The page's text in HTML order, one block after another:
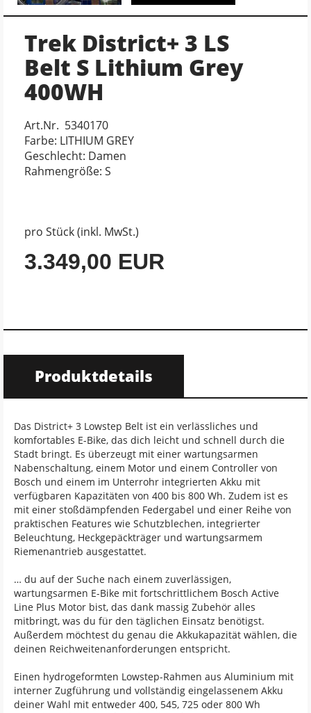
Trek District+ 3 LS
Belt S Lithium Grey
400WH
Art.Nr. 5340170
Farbe: LITHIUM GREY
Geschlecht: Damen
Rahmengröße: S
pro Stück (inkl. MwSt.)
3.349,00 EUR
Produktdetails
Das District+ 3 Lowstep Belt ist ein verlässliches und
komfortables E-Bike, das dich leicht und schnell durch die
Stadt bringt. Es überzeugt mit einer wartungsarmen
Nabenschaltung, einem Motor und einem Controller von
Bosch und einem im Unterrohr integrierten Akku mit
verfügbaren Kapazitäten von 400 bis 800 Wh. Zudem ist es
mit einer stoßdämpfenden Federgabel und einer Reihe von
praktischen Features wie Schutzblechen, integrierter
Beleuchtung, Heckgepäckträger und wartungsarmem
Riemenantrieb ausgestattet.
… du auf der Suche nach einem zuverlässigen,
wartungsarmen E-Bike mit fortschrittlichem Bosch Active
Line Plus Motor bist, das dank massig Zubehör alles
mitbringt, was du für den täglichen Einsatz benötigst.
Außerdem möchtest du genau die Akkukapazität wählen, die
deinen Reichweitenanforderungen entspricht.
Einen hydrogeformten Lowstep-Rahmen aus Aluminium mit
interner Zugführung und vollständig eingelassenem Akku
deiner Wahl mit entweder 400, 545, 725 oder 800 Wh